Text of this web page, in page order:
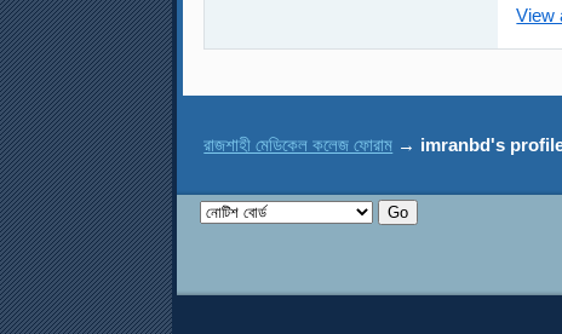
View
রাজশাহী মেডিকেল কলেজ ফোরাম → imranbd's